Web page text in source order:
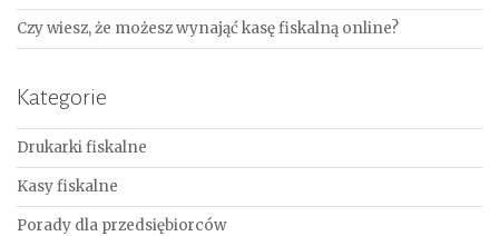
Czy wiesz, że możesz wynająć kasę fiskalną online?
Kategorie
Drukarki fiskalne
Kasy fiskalne
Porady dla przedsiębiorców